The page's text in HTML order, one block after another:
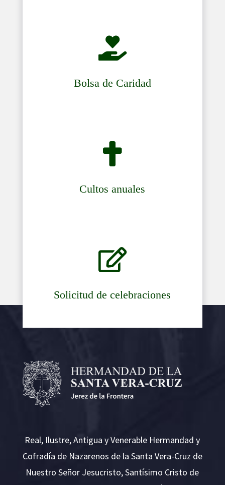

Bolsa de Caridad

Cultos anuales

Solicitud de celebraciones
Real, Ilustre, Antigua y Venerable Hermandad y
Cofradía de Nazarenos de la Santa Vera-Cruz de
Nuestro Señor Jesucristo, Santísimo Cristo de